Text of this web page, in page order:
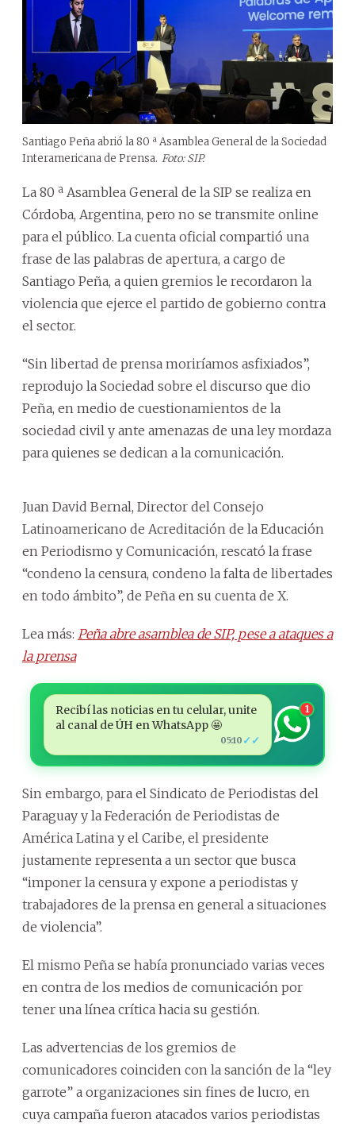
Santiago Peña abrió la 80 ª Asamblea General de la Sociedad
Interamericana de Prensa. Foto: SIP.
La 80 ª Asamblea General de la SIP se realiza en
Córdoba, Argentina, pero no se transmite online
para el público. La cuenta oficial compartió una
frase de las palabras de apertura, a cargo de
Santiago Peña, a quien gremios le recordaron la
violencia que ejerce el partido de gobierno contra
el sector.
“Sin libertad de prensa moriríamos asfixiados”,
reprodujo la Sociedad sobre el discurso que dio
Peña, en medio de cuestionamientos de la
sociedad civil y ante amenazas de una ley mordaza
para quienes se dedican a la comunicación.
Juan David Bernal, Director del Consejo
Latinoamericano de Acreditación de la Educación
en Periodismo y Comunicación, rescató la frase
“condeno la censura, condeno la falta de libertades
en todo ámbito”, de Peña en su cuenta de X.
Lea más: Peña abre asamblea de SIP, pese a ataques a
la prensa
Recibí las noticias en tu celular, unite
al canal de ÚH en WhatsApp 🤩
05:10 ✓✓
1
Sin embargo, para el Sindicato de Periodistas del
Paraguay y la Federación de Periodistas de
América Latina y el Caribe, el presidente
justamente representa a un sector que busca
“imponer la censura y expone a periodistas y
trabajadores de la prensa en general a situaciones
de violencia”.
El mismo Peña se había pronunciado varias veces
en contra de los medios de comunicación por
tener una línea crítica hacia su gestión.
Las advertencias de los gremios de
comunicadores coinciden con la sanción de la “ley
garrote” a organizaciones sin fines de lucro, en
cuya campaña fueron atacados varios periodistas